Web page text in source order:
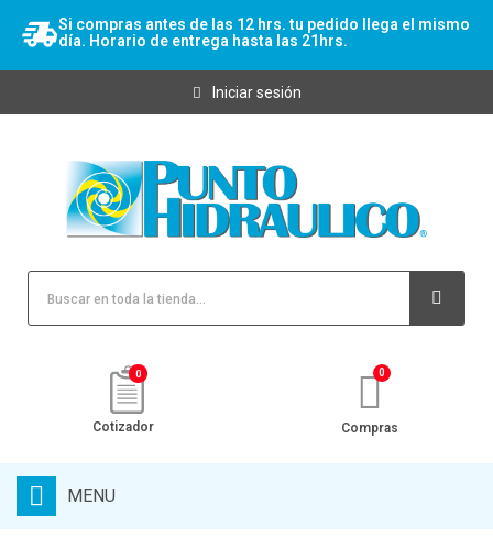
Si compras antes de las 12 hrs. tu pedido llega el mismo
día. Horario de entrega hasta las 21hrs.
Iniciar sesión
0
Cotizador Compras
MENU